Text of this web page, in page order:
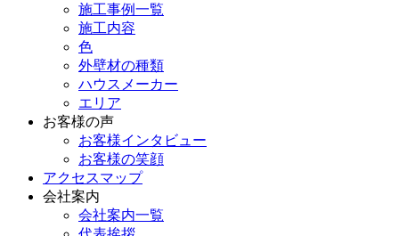
施工事例一覧
施工内容
色
外壁材の種類
ハウスメーカー
エリア
お客様の声
お客様インタビュー
お客様の笑顔
アクセスマップ
会社案内
会社案内一覧